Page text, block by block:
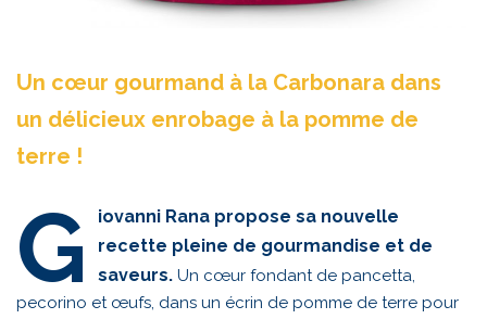
Un cœur gourmand à la Carbonara dans
un délicieux enrobage à la pomme de
terre !
G
iovanni Rana propose sa nouvelle
recette pleine de gourmandise et de
saveurs. Un cœur fondant de pancetta,
pecorino et œufs, dans un écrin de pomme de terre pour